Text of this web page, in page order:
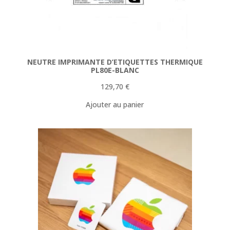
NEUTRE IMPRIMANTE D’ETIQUETTES THERMIQUE
PL80E-BLANC
129,70 €
Ajouter au panier